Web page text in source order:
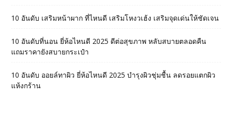
10 อันดับ เสริมหน้าผาก ที่ไหนดี เสริมโหงวเฮ้ง เสริมจุดเด่นให้ชัดเจน
10 อันดับที่นอน ยี่ห้อไหนดี 2025 ดีต่อสุขภาพ หลับสบายตลอดคืน
แถมราคายังสบายกระเป๋า
10 อันดับ ออยล์ทาผิว ยี่ห้อไหนดี 2025 บำรุงผิวชุ่มชื้น ลดรอยแตกผิว
แห้งกร้าน